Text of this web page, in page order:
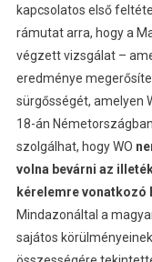
kapcsolatos első
rámutat arra, hogy a
végzett vizsgálat –
eredménye
sürgősségét, amelyen
18-án
szolgálhat, hogy WO
volna bevárni az
kérelemre vonatkozó
Mindazonáltal a
sajátos körülményeinek